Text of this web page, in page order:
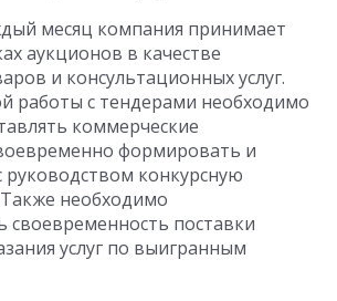
месяц компания принимает
аукционов в качестве
и консультационных услуг.
работы с тендерами необходимо
коммерческие
формировать и
руководством конкурсную
необходимо
своевременность поставки
услуг по выигранным